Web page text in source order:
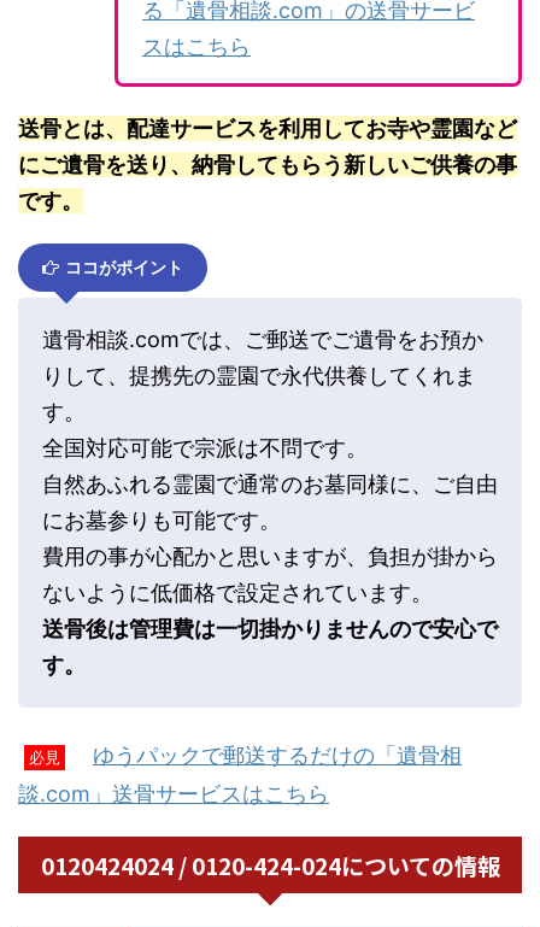
る「遺骨相談.com」の送骨サービ
スはこちら
送骨とは、配達サービスを利用してお寺や霊園など
にご遺骨を送り、納骨してもらう新しいご供養の事
です。
ココがポイント
遺骨相談.comでは、ご郵送でご遺骨をお預か
りして、提携先の霊園で永代供養してくれま
す。
全国対応可能で宗派は不問です。
自然あふれる霊園で通常のお墓同様に、ご自由
にお墓参りも可能です。
費用の事が心配かと思いますが、負担が掛から
ないように低価格で設定されています。
送骨後は管理費は一切掛かりませんので安心で
す。
必見
ゆうパックで郵送するだけの「遺骨相
談.com」送骨サービスはこちら
0120424024 / 0120-424-024についての情報